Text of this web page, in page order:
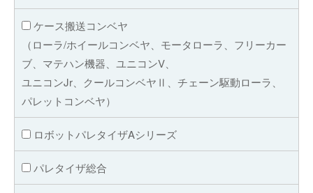
ケース搬送コンベヤ
（ローラ/ホイールコンベヤ、モータローラ、フリーカー
ブ、マテハン機器、ユニコンV、
ユニコンJr、クールコンベヤⅡ、チェーン駆動ローラ、
パレットコンベヤ）
ロボットパレタイザAシリーズ
パレタイザ総合